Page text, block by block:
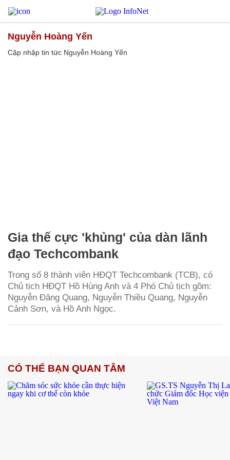
Nguyễn Hoàng Yến
Cập nhập tin tức Nguyễn Hoàng Yến
Gia thế cực 'khủng' của dàn lãnh
đạo Techcombank
Trong số 8 thành viên HĐQT Techcombank (TCB), có
Chủ tịch HĐQT Hồ Hùng Anh và 4 Phó Chủ tịch gồm:
Nguyễn Đăng Quang, Nguyễn Thiều Quang, Nguyễn
Cảnh Sơn, và Hồ Anh Ngọc.
CÓ THỂ BẠN QUAN TÂM